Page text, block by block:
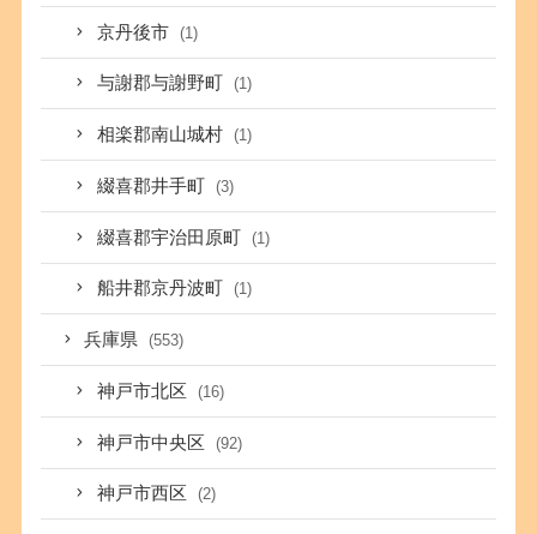
京丹後市 (1)
与謝郡与謝野町 (1)
相楽郡南山城村 (1)
綴喜郡井手町 (3)
綴喜郡宇治田原町 (1)
船井郡京丹波町 (1)
兵庫県 (553)
神戸市北区 (16)
神戸市中央区 (92)
神戸市西区 (2)